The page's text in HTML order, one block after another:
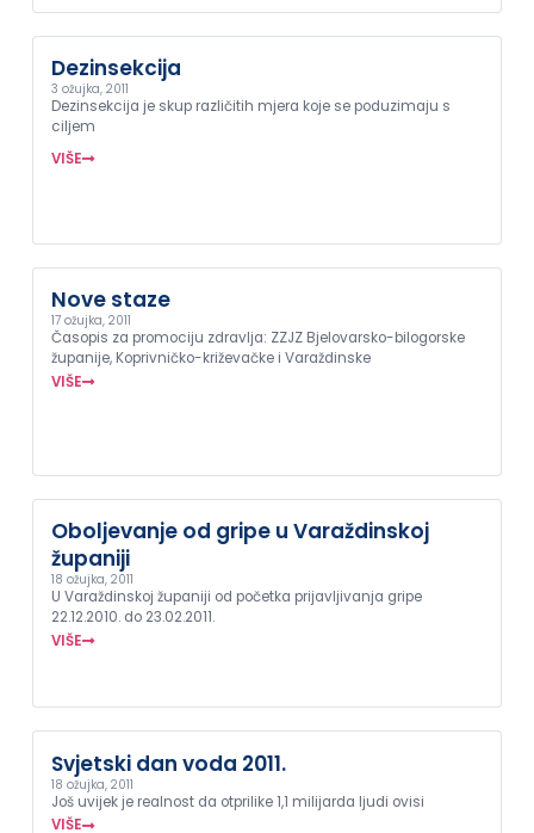
Dezinsekcija
3 ožujka, 2011
Dezinsekcija je skup različitih mjera koje se poduzimaju s
ciljem
VIŠE
Nove staze
17 ožujka, 2011
Časopis za promociju zdravlja: ZZJZ Bjelovarsko-bilogorske
županije, Koprivničko-križevačke i Varaždinske
VIŠE
Oboljevanje od gripe u Varaždinskoj
županiji
18 ožujka, 2011
U Varaždinskoj županiji od početka prijavljivanja gripe
22.12.2010. do 23.02.2011.
VIŠE
Svjetski dan voda 2011.
18 ožujka, 2011
Još uvijek je realnost da otprilike 1,1 milijarda ljudi ovisi
VIŠE